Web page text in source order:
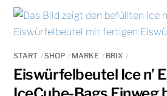
START SHOP MARKE BRIX
Eiswürfelbeutel Ice n’